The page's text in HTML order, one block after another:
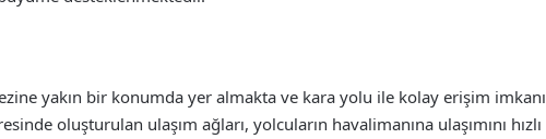
yakın bir konumda yer almakta ve kara yolu ile kolay erişim imkanı
oluşturulan ulaşım ağları, yolcuların havalimanına ulaşımını hızlı